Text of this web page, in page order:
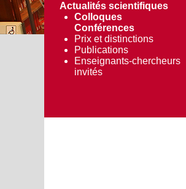
Actualités scientifiques
Colloques
Conférences
Prix et distinctions
Publications
Enseignants-chercheurs
invités